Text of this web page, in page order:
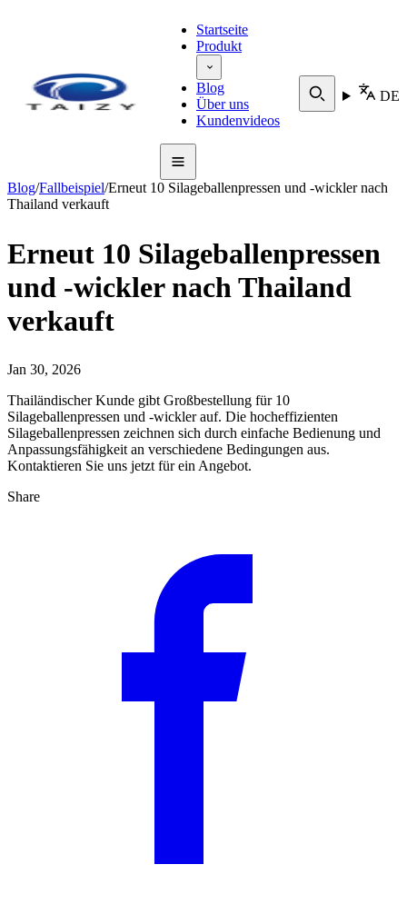
Startseite
Produkt
Blog
Über uns
Kundenvideos
DE
Blog/Fallbeispiel/Erneut 10 Silageballenpressen und -wickler nach
Thailand verkauft
Erneut 10 Silageballenpressen
und -wickler nach Thailand
verkauft
Jan 30, 2026
Thailändischer Kunde gibt Großbestellung für 10
Silageballenpressen und -wickler auf. Die hocheffizienten
Silageballenpressen zeichnen sich durch einfache Bedienung und
Anpassungsfähigkeit an verschiedene Bedingungen aus.
Kontaktieren Sie uns jetzt für ein Angebot.
Share